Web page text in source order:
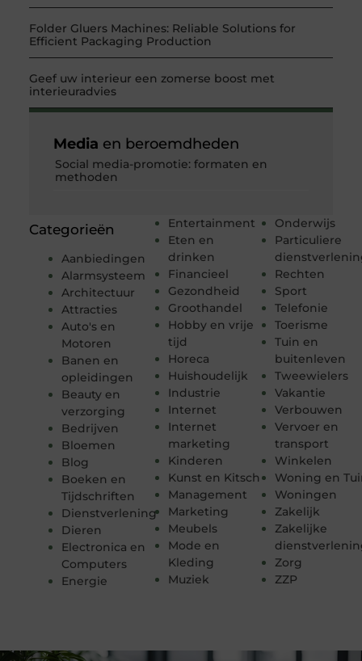
Folder Gluers Machines: Reliable Solutions for
Efficient Packaging Production
Geef uw interieur een zomerse boost met
interieuradvies
Categorieën
Aanbiedingen
Alarmsysteem
Architectuur
Attracties
Auto's en
Motoren
Banen en
opleidingen
Beauty en
verzorging
Bedrijven
Bloemen
Blog
Boeken en
Tijdschriften
Dienstverlening
Dieren
Electronica en
Computers
Energie
Entertainment
Eten en
drinken
Financieel
Gezondheid
Groothandel
Hobby en vrije
tijd
Horeca
Huishoudelijk
Industrie
Internet
Internet
marketing
Kinderen
Kunst en Kitsch
Management
Marketing
Meubels
Mode en
Kleding
Muziek
Onderwijs
Particuliere
Rechten
Sport
Telefonie
Toerisme
Tuin en
buitenleven
Tweewielers
Vakantie
Verbouwen
Vervoer en
transport
Winkelen
Woning en
Woningen
Zakelijk
Zakelijke
Zorg
ZZP
Media en beroemdheden
Social media-promotie: formaten en
methoden